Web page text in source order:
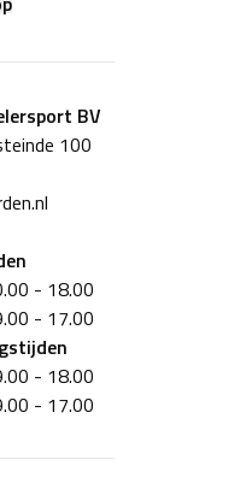
BV
100
- 18.00
- 17.00
- 18.00
- 17.00